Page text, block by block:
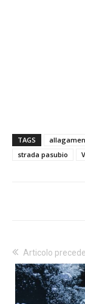
TAGS
strada pasubio
Articolo